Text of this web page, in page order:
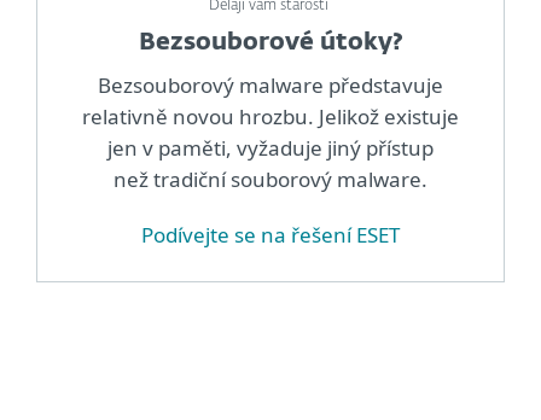
Dělají vám starosti
Bezsouborové útoky?
Bezsouborový malware představuje
relativně novou hrozbu. Jelikož existuje
jen v paměti, vyžaduje jiný přístup
než tradiční souborový malware.
Podívejte se na řešení ESET